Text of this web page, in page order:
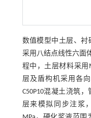
数值模型中土层、衬
采用八结点线性六面
程中，土层材料采用
层及盾构机采用各
C50P10混凝土浇筑
层来模拟同步注浆